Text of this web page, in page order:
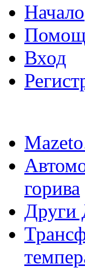
Начало
Помощ
Вход
горива
Други